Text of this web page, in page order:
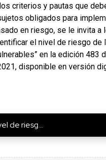
criterios y pautas que
obligados para
en riesgo, se le invita a
el nivel de riesgo de
en la edición 483
disponible en versión
de riesg...